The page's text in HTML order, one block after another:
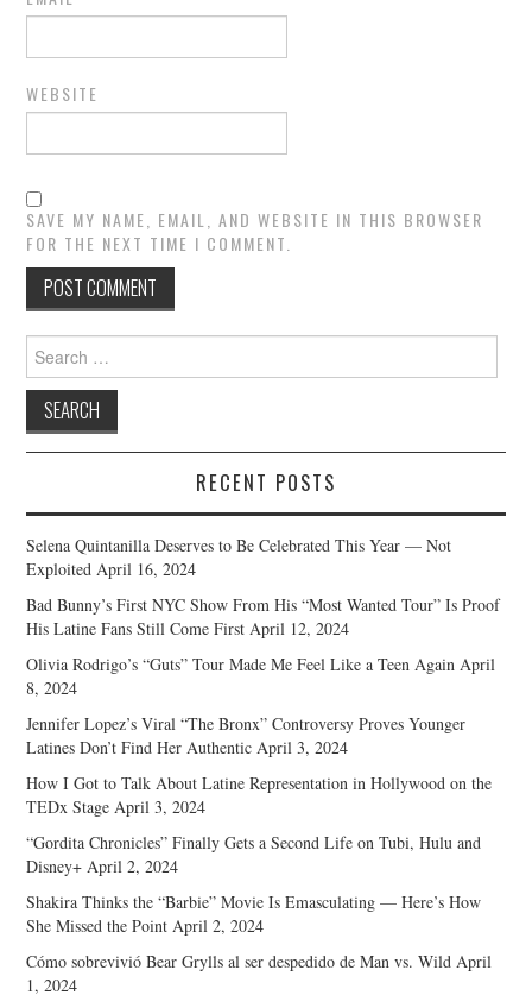
WEBSITE
SAVE MY NAME, EMAIL, AND WEBSITE IN THIS BROWSER
FOR THE NEXT TIME I COMMENT.
Search
for:
RECENT POSTS
Selena Quintanilla Deserves to Be Celebrated This Year — Not
Exploited April 16, 2024
Bad Bunny’s First NYC Show From His “Most Wanted Tour” Is Proof
His Latine Fans Still Come First April 12, 2024
Olivia Rodrigo’s “Guts” Tour Made Me Feel Like a Teen Again April
8, 2024
Jennifer Lopez’s Viral “The Bronx” Controversy Proves Younger
Latines Don’t Find Her Authentic April 3, 2024
How I Got to Talk About Latine Representation in Hollywood on the
TEDx Stage April 3, 2024
“Gordita Chronicles” Finally Gets a Second Life on Tubi, Hulu and
Disney+ April 2, 2024
Shakira Thinks the “Barbie” Movie Is Emasculating — Here’s How
She Missed the Point April 2, 2024
Cómo sobrevivió Bear Grylls al ser despedido de Man vs. Wild April
1, 2024